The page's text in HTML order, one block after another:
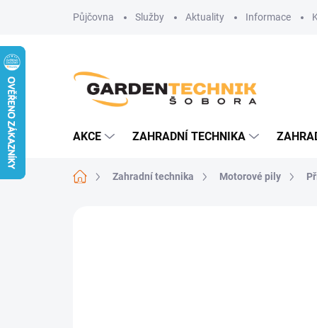
Půjčovna Služby Aktuality Informace
AKCE ZAHRADNÍ TECHNIKA
Domů Zahradní technika Motorové pily